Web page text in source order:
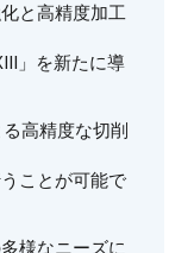
と高精度加工
」を新たに導
高精度な切削
ことが可能で
様なニーズに